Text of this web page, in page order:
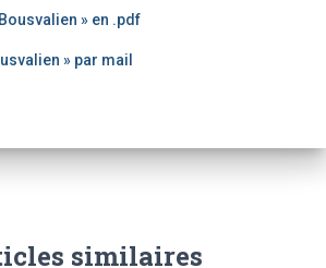
» en .pdf
» par mail
similaires